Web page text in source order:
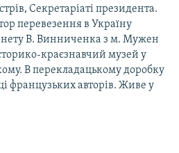
Секретаріаті президента.
перевезення в Україну
В. Винниченка з м. Мужен
краєзнавчий музей у
В перекладацькому доробку
французьких авторів. Живе у